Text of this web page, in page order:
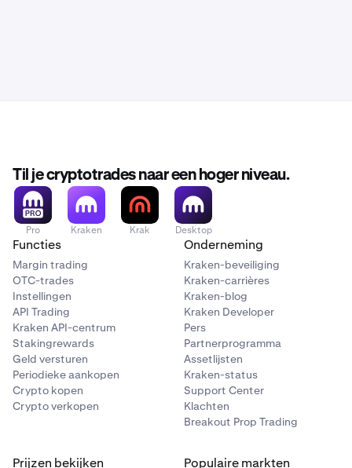
Til je cryptotrades naar een hoger niveau.
Pro Kraken Krak Desktop
Functies
Margin trading
OTC-trades
Instellingen
API Trading
Kraken API-centrum
Stakingrewards
Geld versturen
Periodieke aankopen
Crypto kopen
Crypto verkopen
Onderneming
Kraken-beveiliging
Kraken-carrières
Kraken-blog
Kraken Developer
Pers
Partnerprogramma
Assetlijsten
Kraken-status
Support Center
Klachten
Breakout Prop Trading
Prijzen bekijken Populaire markten